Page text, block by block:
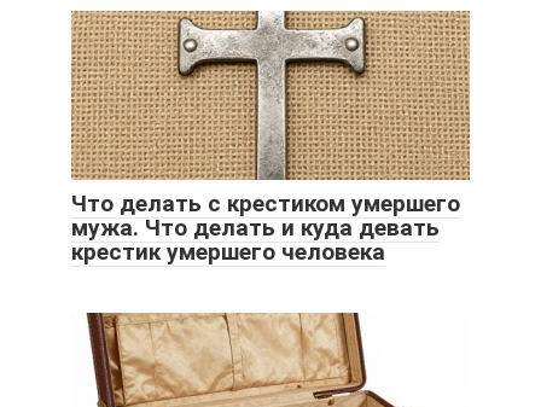
Что делать с крестиком умершего
мужа. Что делать и куда девать
крестик умершего человека